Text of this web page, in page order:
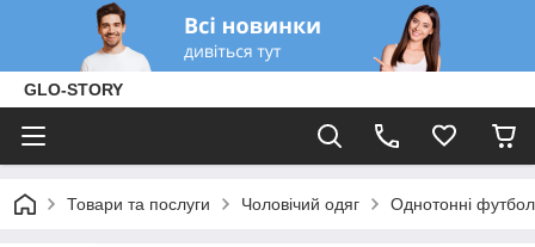
GLO-STORY
Товари та послуги Чоловічий одяг Однотонні